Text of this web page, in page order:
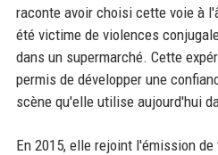
raconte avoir choisi cette voie à
été victime de violences
dans un supermarché. Cette
permis de développer une
scène qu'elle utilise aujourd'hui
En 2015, elle rejoint l'émission